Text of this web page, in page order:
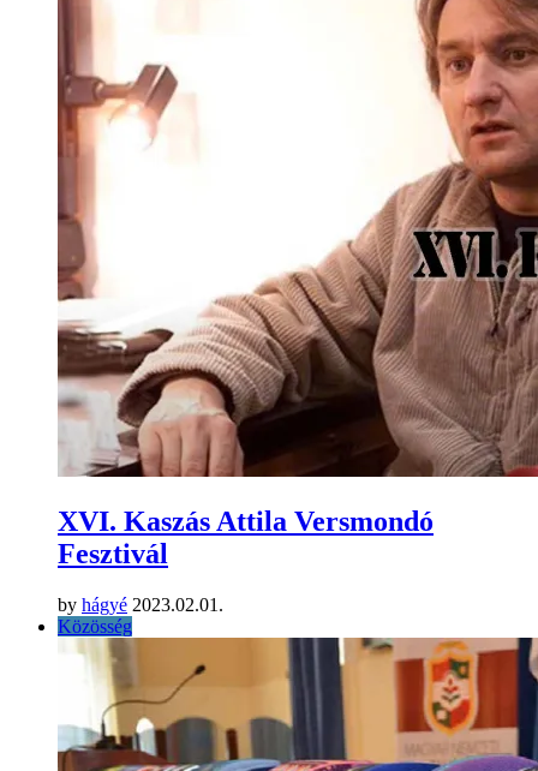
XVI. Kaszás Attila Versmondó
Fesztivál
by hágyé 2023.02.01.
Közösség